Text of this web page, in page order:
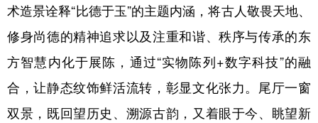
术造景诠释“比德于玉”的主题内涵，将古人敬畏天地、
修身尚德的精神追求以及注重和谐、秩序与传承的东
方智慧内化于展陈，通过“实物陈列+数字科技”的融
合，让静态纹饰鲜活流转，彰显文化张力。尾厅一窗
双景，既回望历史、溯源古韵，又着眼于今、眺望新